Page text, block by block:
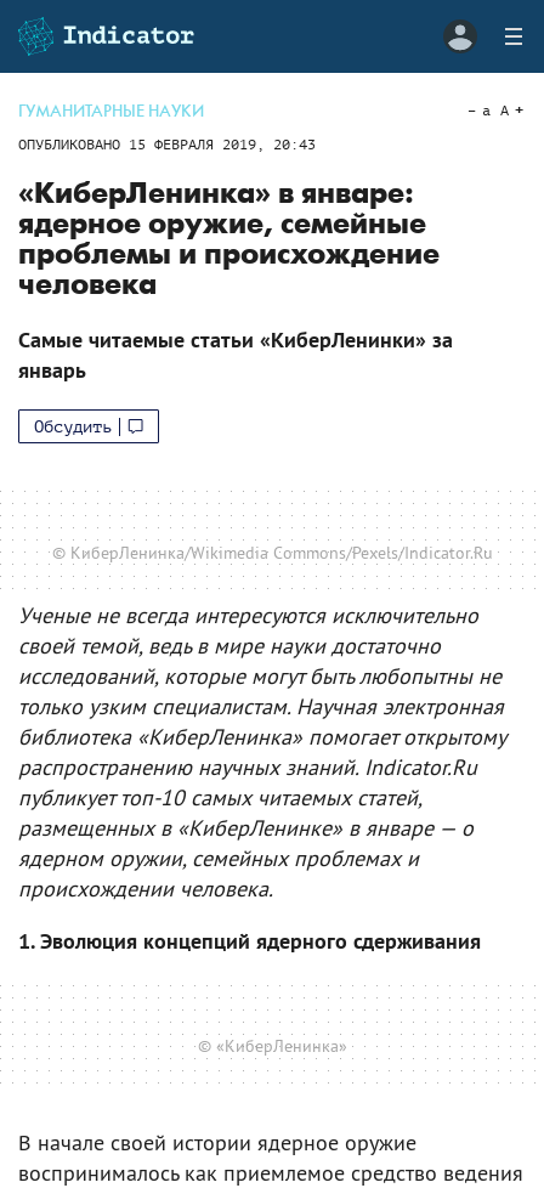
ГУМАНИТАРНЫЕ НАУКИ
ОПУБЛИКОВАНО 15 ФЕВРАЛЯ 2019, 20:43
a A
«КиберЛенинка» в январе:
ядерное оружие, семейные
проблемы и происхождение
человека
Самые читаемые статьи «КиберЛенинки» за
январь
Обсудить
© КиберЛенинка/Wikimedia Commons/Pexels/Indicator.Ru
Ученые не всегда интересуются исключительно
своей темой, ведь в мире науки достаточно
исследований, которые могут быть любопытны не
только узким специалистам. Научная электронная
библиотека «КиберЛенинка» помогает открытому
распространению научных знаний. Indicator.Ru
публикует топ-10 самых читаемых статей,
размещенных в «КиберЛенинке» в январе — о
ядерном оружии, семейных проблемах и
происхождении человека.
1. Эволюция концепций ядерного сдерживания
© «КиберЛенинка»
В начале своей истории ядерное оружие
воспринималось как приемлемое средство ведения